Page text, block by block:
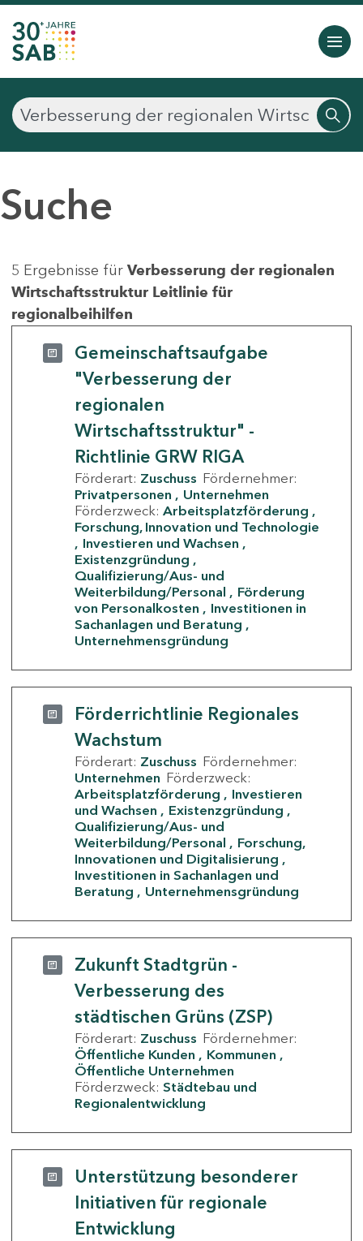
Suche
5 Ergebnisse für Verbesserung der regionalen
Wirtschaftsstruktur Leitlinie für
regionalbeihilfen
Gemeinschaftsaufgabe
"Verbesserung der
regionalen
Wirtschaftsstruktur" -
Richtlinie GRW RIGA
Förderart: Zuschuss Fördernehmer:
Privatpersonen
Unternehmen
Förderzweck: Arbeitsplatzförderung
Forschung, Innovation und Technologie
Investieren und Wachsen
Existenzgründung
Qualifizierung/Aus- und
Weiterbildung/Personal
Förderung
von Personalkosten
Investitionen in
Sachanlagen und Beratung
Unternehmensgründung
Förderrichtlinie Regionales
Wachstum
Förderart: Zuschuss Fördernehmer:
Unternehmen Förderzweck:
Arbeitsplatzförderung
Investieren
und Wachsen
Existenzgründung
Qualifizierung/Aus- und
Weiterbildung/Personal
Forschung,
Innovationen und Digitalisierung
Investitionen in Sachanlagen und
Beratung
Unternehmensgründung
Zukunft Stadtgrün -
Verbesserung des
städtischen Grüns (ZSP)
Förderart: Zuschuss Fördernehmer:
Öffentliche Kunden
Kommunen
Öffentliche Unternehmen
Förderzweck: Städtebau und
Regionalentwicklung
Unterstützung besonderer
Initiativen für regionale
Entwicklung